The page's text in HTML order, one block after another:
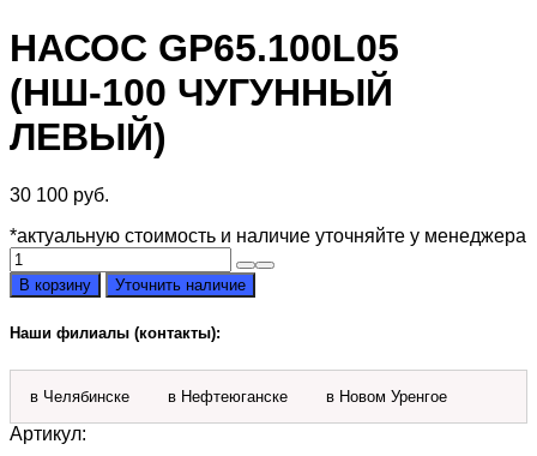
НАСОС GP65.100L05
(НШ-100 ЧУГУННЫЙ
ЛЕВЫЙ)
30 100 руб.
*актуальную стоимость и наличие уточняйте у менеджера
Количество
товара
Насос
GP65.100L05
(НШ-100
чугунный
левый)
В корзину Уточнить наличие
Наши филиалы (контакты):
в Челябинске в Нефтеюганске в Новом Уренгое
Артикул: